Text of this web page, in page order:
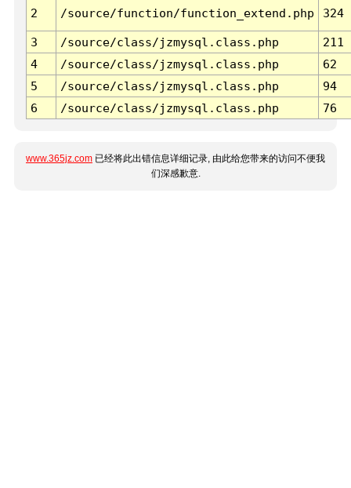
2 /source/function/function_extend.php 324
3 /source/class/jzmysql.class.php
211
4
/source/class/jzmysql.class.php
62
5
/source/class/jzmysql.class.php
94
6
/source/class/jzmysql.class.php 76
www.365jz.com 已经将此出错信息详细记录, 由此给您带来的访问不便我
们深感歉意.